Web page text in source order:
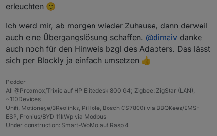
erleuchten 🙂
Ich werd mir, ab morgen wieder Zuhause, dann derweil
auch eine Übergangslösung schaffen. @dimaiv danke
auch noch für den Hinweis bzgl des Adapters. Das lässt
sich per Blockly ja einfach umsetzen 👍
Pedder
All @Proxmox/Trixie auf HP Elitedesk 800 G4; Zigbee: ZigStar (LAN),
~110Devices
Unifi, Motioneye/3Reolinks, PiHole, Bosch CS7800i via BBQKees/EMS-
ESP, Fronius/BYD 11kWp via Modbus
Under construction: Smart-WoMo auf Raspi4